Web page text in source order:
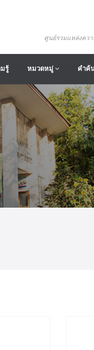
ศูนย์รวมแหล่งคว
รู้ หมวดหมู่ คำค้